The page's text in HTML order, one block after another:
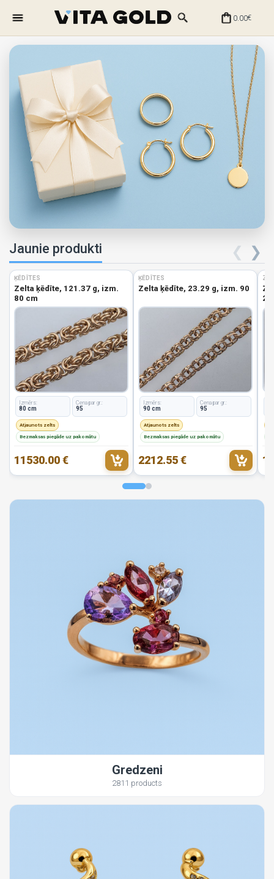
0.00€
Jaunie produkti ❮ ❯
ĶĒDĪTES
Zelta ķēdīte, 121.37 g, izm.
80 cm
Izmērs:
80 cm
Cena par gr.:
95
Atjaunots zelts
Bezmaksas piegāde uz pakomātu
11530.00 €
ĶĒDĪTES
Zelta ķēdīte, 23.29 g, izm. 90
Izmērs:
90 cm
Cena par gr.:
95
Atjaunots zelts
Bezmaksas piegāde uz pakomātu
2212.55 €
Gredzeni
2811 products